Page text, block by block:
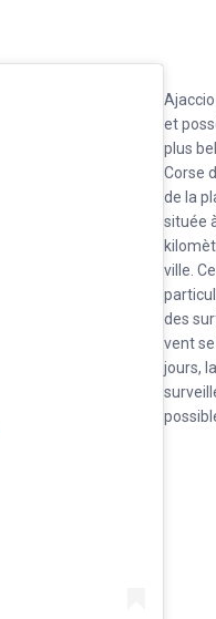
Ajaccio
et
plus
Corse
de la
située
ville.
des
vent
jours,